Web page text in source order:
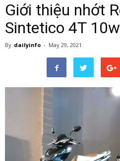
Giới thiệu nhớt
Sintetico 4T
By dailyinfo - May 29, 2021